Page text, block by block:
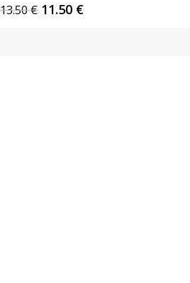
13.50€ 11.50 €